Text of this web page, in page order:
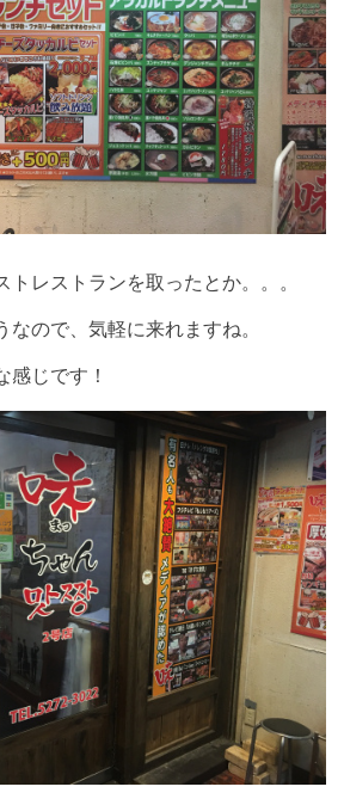
トレストランを取ったとか。。。
なので、気軽に来れますね。
感じです！